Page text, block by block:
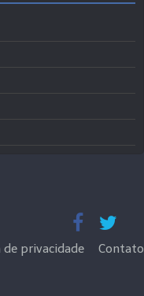
de privacidade Contato